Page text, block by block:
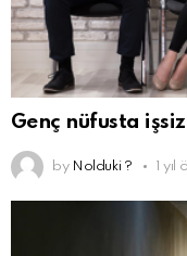
Genç nüfusta
by Nolduki ? 1 yıl